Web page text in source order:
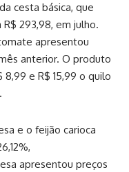
cesta básica, que
R$ 293,98, em julho.
apresentou
anterior. O produto
e R$ 15,99 o quilo
e o feijão carioca
apresentou preços